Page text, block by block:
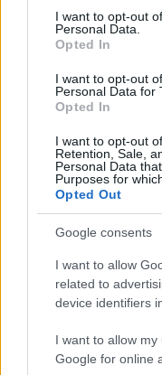
consent section.
I want to opt-out
Personal Data.
Opted In
I want to opt-out
Personal Data for
Opted In
I want to opt-out
Retention, Sale,
Personal Data
Purposes for
Opted Out
Google consents
I want to allow
related to
device identifiers
I want to allow
Google for online